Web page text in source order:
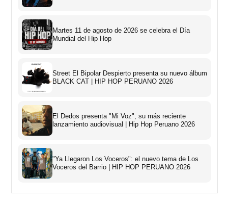
Martes 11 de agosto de 2026 se celebra el Día
Mundial del Hip Hop
Street El Bipolar Despierto presenta su nuevo álbum
BLACK CAT | HIP HOP PERUANO 2026
El Dedos presenta "Mi Voz", su más reciente
lanzamiento audiovisual | Hip Hop Peruano 2026
"Ya Llegaron Los Voceros": el nuevo tema de Los
Voceros del Barrio | HIP HOP PERUANO 2026